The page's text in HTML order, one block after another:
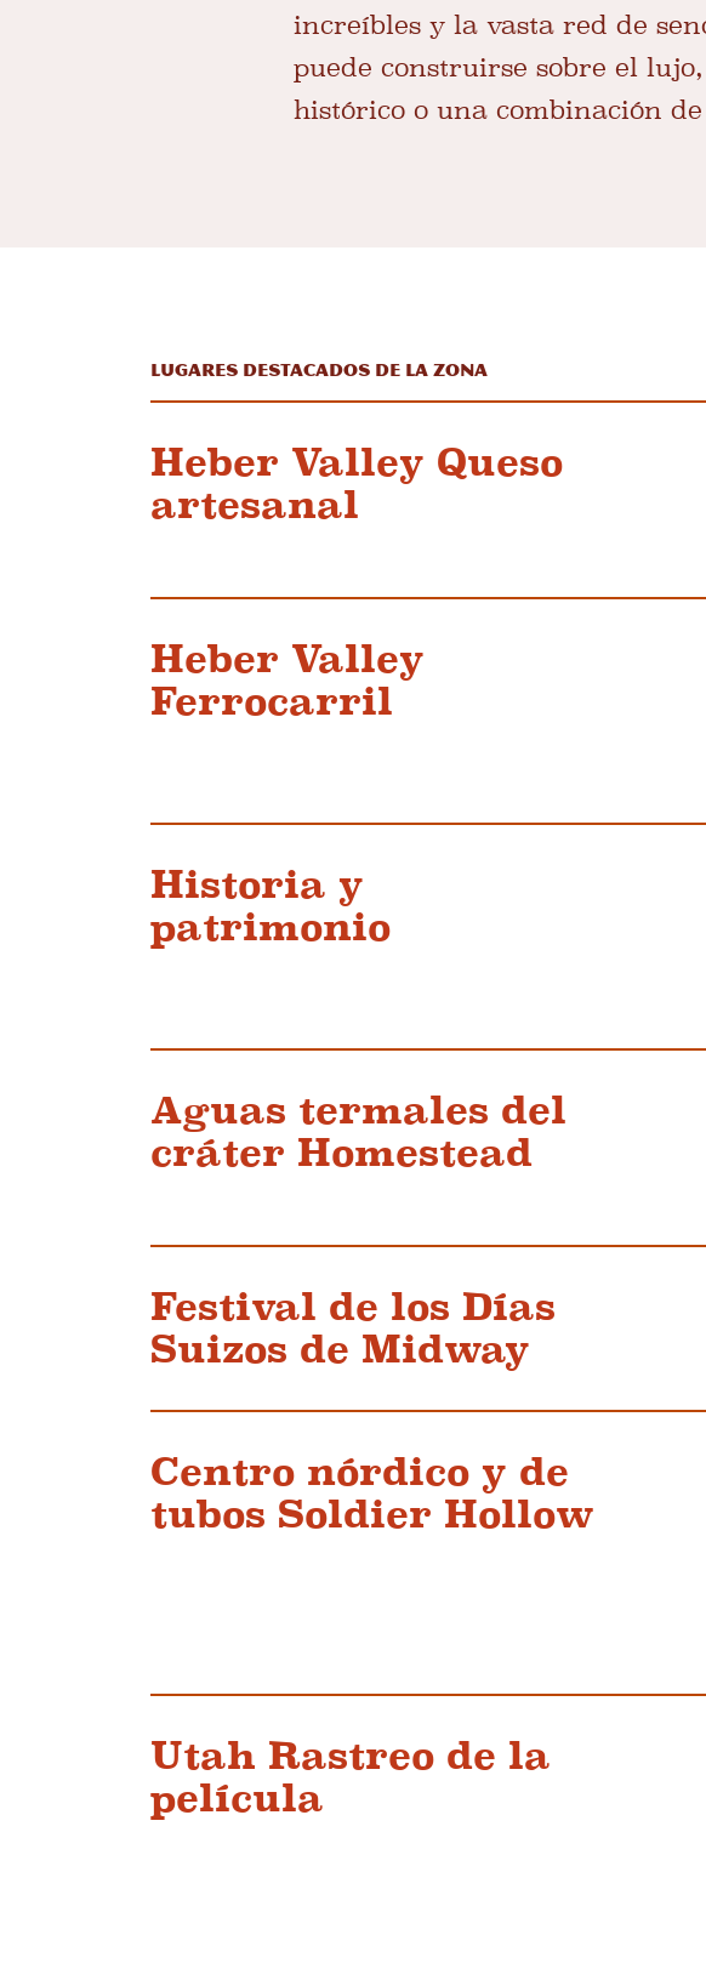
increíbles y la vasta red de
puede construirse sobre el
histórico o una combinación
Lugares destacados de la zona
Heber Valley Queso
artesanal
Heber Valley
Ferrocarril
Historia y
patrimonio
Aguas termales del
cráter Homestead
Festival de los Días
Suizos de Midway
Centro nórdico y de
tubos Soldier Hollow
Utah Rastreo de la
película